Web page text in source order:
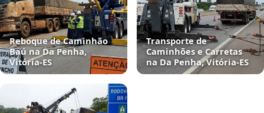
Reboque de Caminhão
Baú na Da Penha,
Vitória‑ES
Transporte de
Caminhões e Carretas
na Da Penha, Vitória‑ES